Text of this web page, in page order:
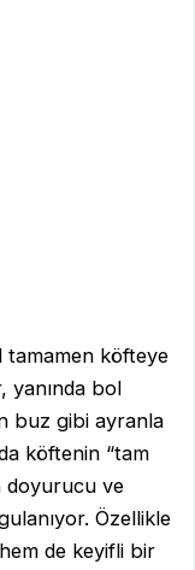
tamamen köfteye
yanında bol
buz gibi ayranla
köftenin “tam
doyurucu ve
Özellikle
de keyifli bir